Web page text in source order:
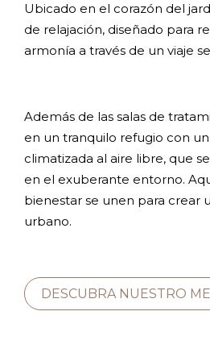
Ubicado en el corazón del
de relajación, diseñado para
armonía a través de un viaje
Además de las salas de
en un tranquilo refugio con
climatizada al aire libre, que
en el exuberante entorno.
bienestar se unen para crear
urbano.
DESCUBRA NUESTRO